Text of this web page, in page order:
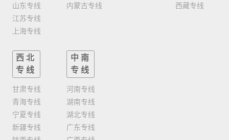
山东专线
江苏专线
上海专线
内蒙古专线
西藏专线
西北
专线
甘肃专线
青海专线
宁夏专线
新疆专线
中南
专线
河南专线
湖南专线
湖北专线
广东专线